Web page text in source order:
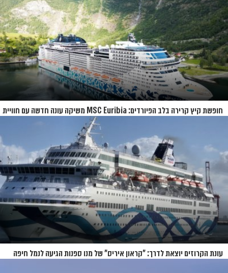
חופשת קיץ קרירה בלב הפיורדים: MSC Euribia משיקה עונה חדשה עם חוויית
עונת הקרוזים יוצאת לדרך: "קראון איריס" של מנו ספנות הגיעה לנמל חיפה